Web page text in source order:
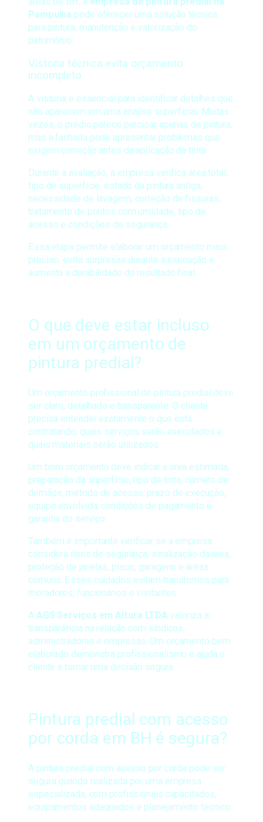
Pampulha pode oferecer uma solução técnica
para pintura, manutenção e valorização do
patrimônio.
Vistoria técnica evita orçamento
incompleto
A vistoria é essencial para identificar detalhes que
não aparecem em uma análise superficial. Muitas
vezes, o prédio parece precisar apenas de pintura,
mas a fachada pode apresentar problemas que
exigem correção antes da aplicação da tinta.
Durante a avaliação, a empresa verifica área total,
tipo de superfície, estado da pintura antiga,
necessidade de lavagem, correção de fissuras,
tratamento de pontos com umidade, tipo de
acesso e condições de segurança.
Essa etapa permite elaborar um orçamento mais
preciso, evita surpresas durante a execução e
aumenta a durabilidade do resultado final.
O que deve estar incluso
em um orçamento de
pintura predial?
Um orçamento profissional de pintura predial deve
ser claro, detalhado e transparente. O cliente
precisa entender exatamente o que está
contratando, quais serviços serão executados e
quais materiais serão utilizados.
Um bom orçamento deve indicar a área estimada,
preparação da superfície, tipo de tinta, número de
demãos, método de acesso, prazo de execução,
equipe envolvida, condições de pagamento e
garantia do serviço.
Também é importante verificar se a empresa
considera itens de segurança, sinalização da área,
proteção de janelas, pisos, garagens e áreas
comuns. Esses cuidados evitam transtornos para
moradores, funcionários e visitantes.
A AGS Serviços em Altura LTDA valoriza a
transparência na relação com síndicos,
administradoras e empresas. Um orçamento bem
elaborado demonstra profissionalismo e ajuda o
cliente a tomar uma decisão segura.
Pintura predial com acesso
por corda em BH é segura?
A pintura predial com acesso por corda pode ser
segura quando realizada por uma empresa
especializada, com profissionais capacitados,
equipamentos adequados e planejamento técnico.